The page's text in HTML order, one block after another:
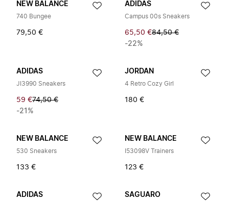
NEW BALANCE
740 Bungee
79,50 €
ADIDAS
Campus 00s Sneakers
65,50 €84,50 €
-22%
ADIDAS
JI3990 Sneakers
59 €74,50 €
-21%
JORDAN
4 Retro Cozy Girl
180 €
NEW BALANCE
530 Sneakers
133 €
NEW BALANCE
I53098V Trainers
123 €
ADIDAS SAGUARO